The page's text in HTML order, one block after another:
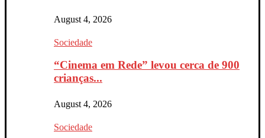
August 4, 2026
Sociedade
“Cinema em Rede” levou cerca de 900
crianças...
August 4, 2026
Sociedade